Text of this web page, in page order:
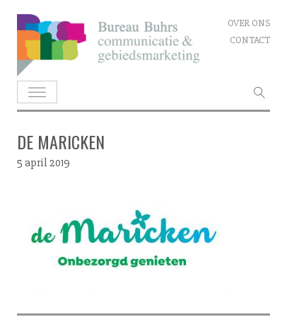
Skip
to
content
OVER ONS
CONTACT
DE MARICKEN
5 april 2019